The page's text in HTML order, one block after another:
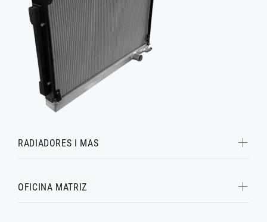
RADIADORES I MAS
OFICINA MATRIZ